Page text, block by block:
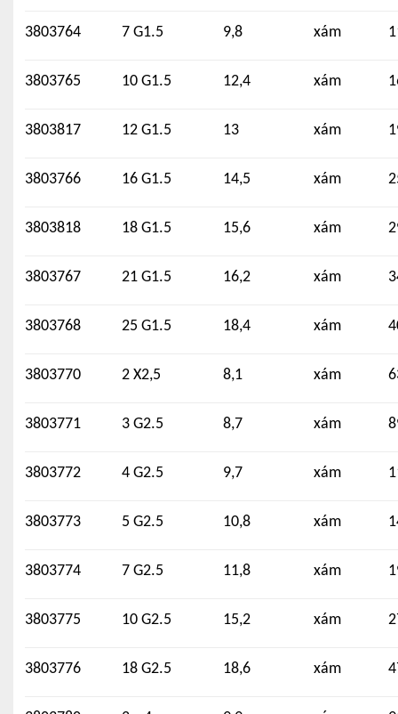
3803764 7 G1.5 9,8 xám
3803765 10 G1.5 12,4 xám
3803817 12 G1.5 13 xám
3803766 16 G1.5 14,5 xám
3803818 18 G1.5 15,6 xám
3803767 21 G1.5 16,2 xám
3803768 25 G1.5 18,4 xám
3803770 2 X2,5 8,1 xám
3803771 3 G2.5 8,7 xám
3803772 4 G2.5 9,7 xám
3803773 5 G2.5 10,8 xám
3803774 7 G2.5 11,8 xám
3803775 10 G2.5 15,2 xám
3803776 18 G2.5 18,6 xám